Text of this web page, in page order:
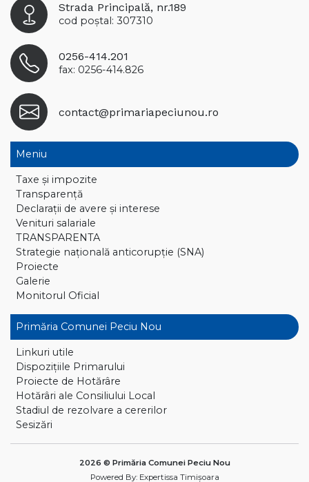
Strada Principală, nr.189
cod poștal: 307310
0256-414.201
fax: 0256-414.826
contact@primariapeciunou.ro
Meniu
Taxe și impozite
Transparență
Declaraţii de avere și interese
Venituri salariale
TRANSPARENTA
Strategie națională anticorupție (SNA)
Proiecte
Galerie
Monitorul Oficial
Primăria Comunei Peciu Nou
Linkuri utile
Dispoziţiile Primarului
Proiecte de Hotărâre
Hotărâri ale Consiliului Local
Stadiul de rezolvare a cererilor
Sesizări
2026 © Primăria Comunei Peciu Nou
Powered By: Expertissa Timișoara